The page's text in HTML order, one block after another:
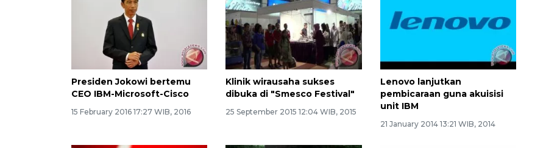
Presiden Jokowi bertemu
CEO IBM-Microsoft-Cisco
15 February 2016 17:27 WIB, 2016
Klinik wirausaha sukses
dibuka di "Smesco Festival"
25 September 2015 12:04 WIB, 2015
Lenovo lanjutkan
pembicaraan guna akuisisi
unit IBM
21 January 2014 13:21 WIB, 2014